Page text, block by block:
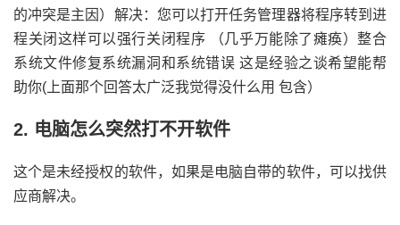
的冲突是主因）解决：您可以打开任务管理器将程序转到进
程关闭这样可以强行关闭程序 （几乎万能除了瘫痪）整合
系统文件修复系统漏洞和系统错误 这是经验之谈希望能帮
助你(上面那个回答太广泛我觉得没什么用 包含）
2. 电脑怎么突然打不开软件
这个是未经授权的软件，如果是电脑自带的软件，可以找供
应商解决。